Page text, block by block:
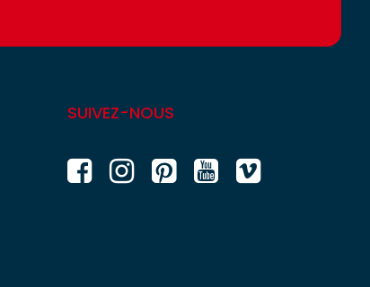
SUIVEZ-NOUS